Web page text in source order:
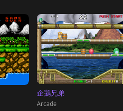
企鵝兄弟
Arcade